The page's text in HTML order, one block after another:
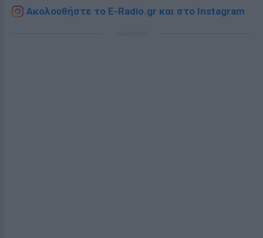
Ακολουθήστε το E-Radio.gr και στο Instagram